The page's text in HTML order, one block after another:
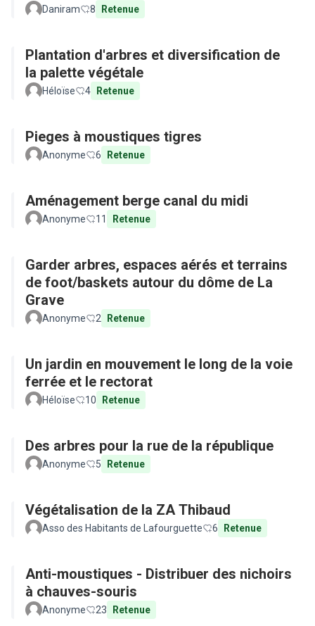
Daniram 8 Retenue
Plantation d'arbres et diversification de
la palette végétale
Héloïse 4 Retenue
Pieges à moustiques tigres
Anonyme 6 Retenue
Aménagement berge canal du midi
Anonyme 11 Retenue
Garder arbres, espaces aérés et terrains
de foot/baskets autour du dôme de La
Grave
Anonyme 2 Retenue
Un jardin en mouvement le long de la voie
ferrée et le rectorat
Héloïse 10 Retenue
Des arbres pour la rue de la république
Anonyme 5 Retenue
Végétalisation de la ZA Thibaud
Asso des Habitants de Lafourguette 6 Retenue
Anti-moustiques - Distribuer des nichoirs
à chauves-souris
Anonyme 23 Retenue